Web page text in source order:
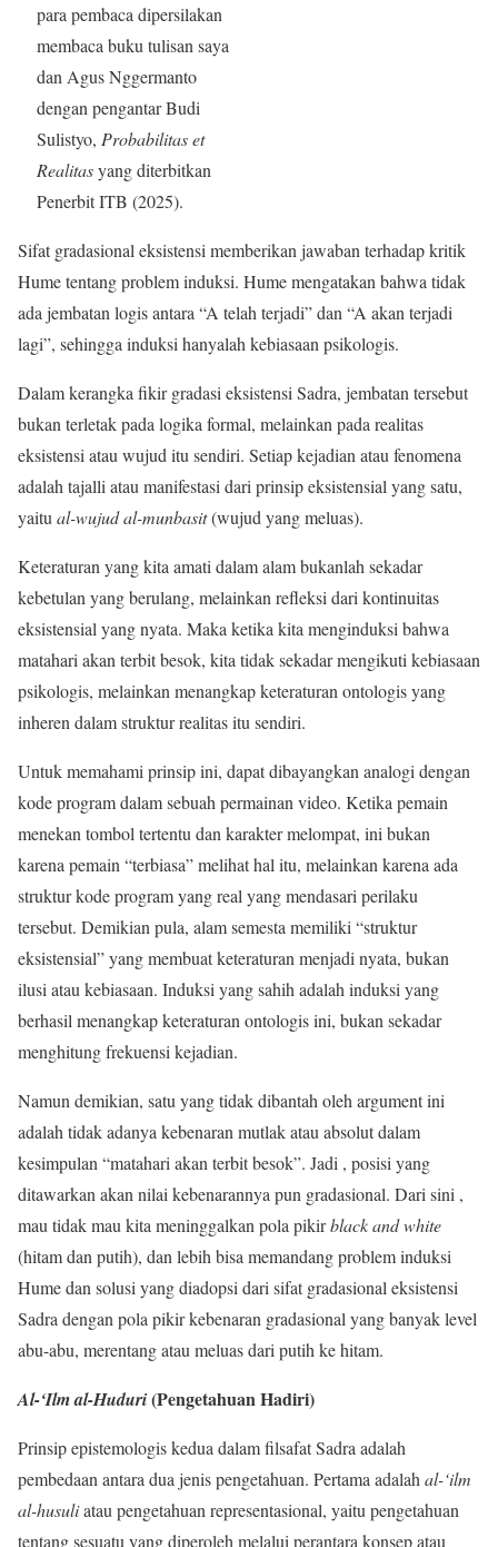
para pembaca dipersilakan
membaca buku tulisan saya
dan Agus Nggermanto
dengan pengantar Budi
Sulistyo, Probabilitas et
Realitasyang diterbitkan
Penerbit ITB (2025).
Sifat gradasional eksistensi memberikan jawaban terhadap kritik
Hume tentang problem induksi. Hume mengatakan bahwa tidak
ada jembatan logis antara “A telah terjadi” dan “A akan terjadi
lagi”, sehingga induksi hanyalah kebiasaan psikologis.
Dalam kerangka fikir gradasi eksistensi Sadra, jembatan tersebut
bukan terletak pada logika formal, melainkan pada realitas
eksistensi atau wujud itu sendiri. Setiap kejadian atau fenomena
adalah tajalli atau manifestasi dari prinsip eksistensial yang satu,
yaitu al-wujud al-munbasit(wujud yang meluas).
Keteraturan yang kita amati dalam alam bukanlah sekadar
kebetulan yang berulang, melainkan refleksi dari kontinuitas
eksistensial yang nyata. Maka ketika kita menginduksi bahwa
matahari akan terbit besok, kita tidak sekadar mengikuti kebiasaan
psikologis, melainkan menangkap keteraturan ontologis yang
inheren dalam struktur realitas itu sendiri.
Untuk memahami prinsip ini, dapat dibayangkan analogi dengan
kode program dalam sebuah permainan video. Ketika pemain
menekan tombol tertentu dan karakter melompat, ini bukan
karena pemain “terbiasa” melihat hal itu, melainkan karena ada
struktur kode program yang real yang mendasari perilaku
tersebut. Demikian pula, alam semesta memiliki “struktur
eksistensial” yang membuat keteraturan menjadi nyata, bukan
ilusi atau kebiasaan. Induksi yang sahih adalah induksi yang
berhasil menangkap keteraturan ontologis ini, bukan sekadar
menghitung frekuensi kejadian.
Namun demikian, satu yang tidak dibantah oleh argument ini
adalah tidak adanya kebenaran mutlak atau absolut dalam
kesimpulan “matahari akan terbit besok”. Jadi , posisi yang
ditawarkan akan nilai kebenarannya pun gradasional. Dari sini ,
mau tidak mau kita meninggalkan pola pikirblack and white
(hitam dan putih), dan lebih bisa memandang problem induksi
Hume dan solusi yang diadopsi dari sifat gradasional eksistensi
Sadra dengan pola pikir kebenaran gradasional yang banyak level
abu-abu, merentang atau meluas dari putih ke hitam.
Al-‘Ilm al-Huduri(Pengetahuan Hadiri)
Prinsip epistemologis kedua dalam filsafat Sadra adalah
pembedaan antara dua jenis pengetahuan. Pertama adalah al-‘ilm
al-husuliatau pengetahuan representasional, yaitu pengetahuan
tentang sesuatu yang diperoleh melalui perantara konsep atau